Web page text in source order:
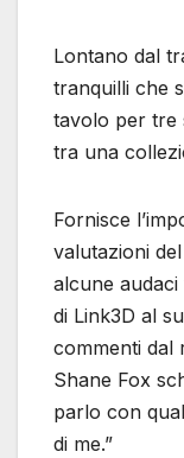
Lontano dal
tranquilli che
tavolo per tre
tra una
Fornisce
valutazioni
alcune
di Link3D al
commenti dal
Shane Fox
parlo con
di me.”